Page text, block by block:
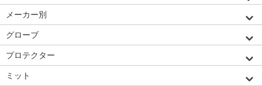
メーカー別
グローブ
プロテクター
ミット